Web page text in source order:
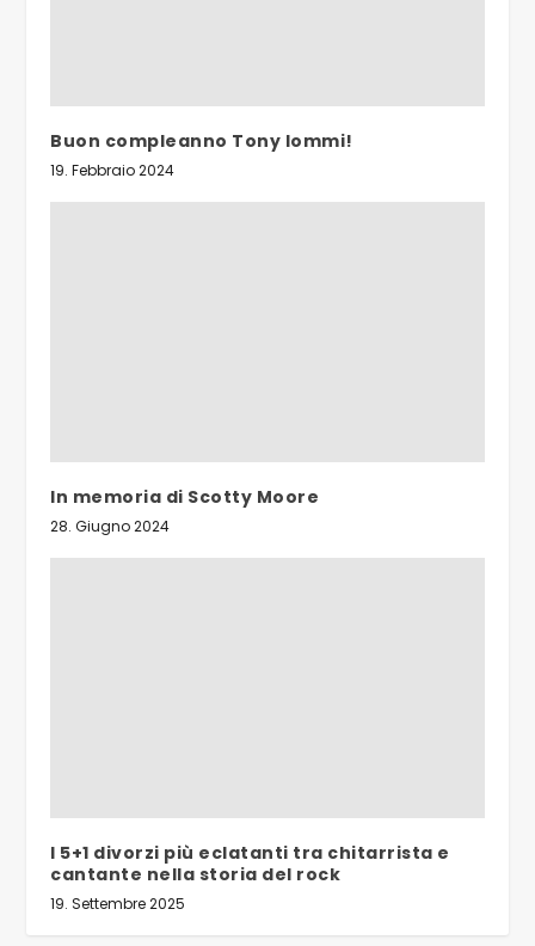
Buon compleanno Tony Iommi!
19. Febbraio 2024
In memoria di Scotty Moore
28. Giugno 2024
I 5+1 divorzi più eclatanti tra chitarrista e
cantante nella storia del rock
19. Settembre 2025